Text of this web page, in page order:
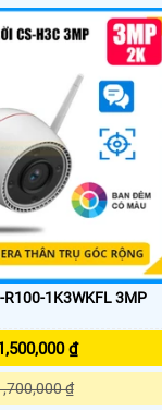
lại tầm nhìn rõ ràng
R100-1K3WKFL 3MP
₫
₫